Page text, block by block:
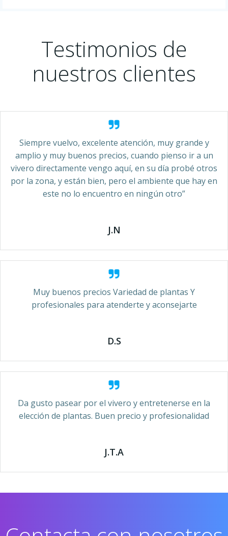
Testimonios de
nuestros clientes
Siempre vuelvo, excelente atención, muy grande y
amplio y muy buenos precios, cuando pienso ir a un
vivero directamente vengo aquí, en su día probé otros
por la zona, y están bien, pero el ambiente que hay en
este no lo encuentro en ningún otro”
J.N
Muy buenos precios Variedad de plantas Y
profesionales para atenderte y aconsejarte
D.S
Da gusto pasear por el vivero y entretenerse en la
elección de plantas. Buen precio y profesionalidad
J.T.A